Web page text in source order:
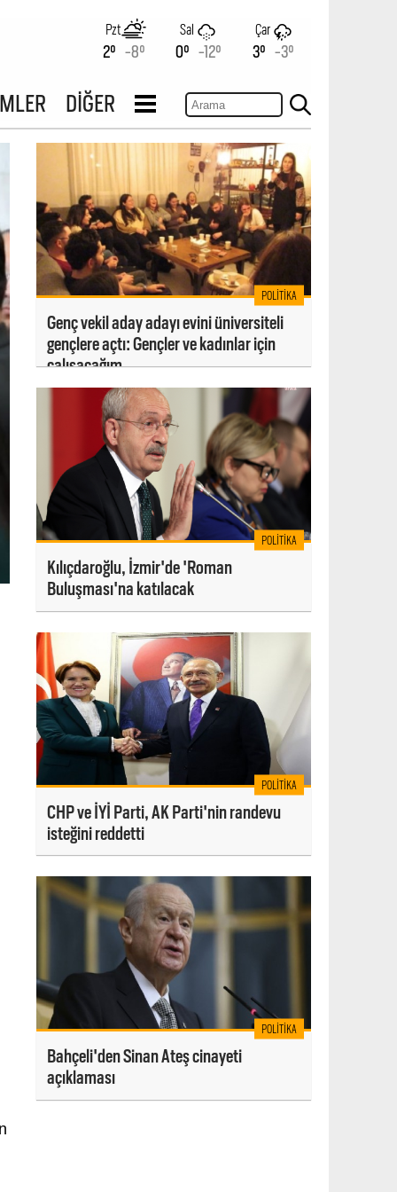
Pzt
2° -8°
Sal
0° -12°
Çar
3° -3°
DİĞER
POLITIKA
Genç vekil aday adayı evini üniversiteli
gençlere açtı: Gençler ve kadınlar için
çalışacağım
POLITIKA
Kılıçdaroğlu, İzmir'de 'Roman
Buluşması'na katılacak
POLITIKA
CHP ve İYİ Parti, AK Parti'nin randevu
isteğini reddetti
POLITIKA
Bahçeli'den Sinan Ateş cinayeti
açıklaması